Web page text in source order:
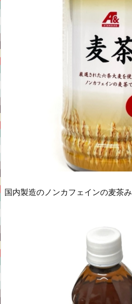
国内製造のノンカフェインの麦茶み